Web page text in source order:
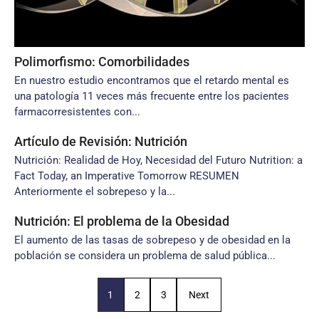
Polimorfismo: Comorbilidades
En nuestro estudio encontramos que el retardo mental es
una patología 11 veces más frecuente entre los pacientes
farmacorresistentes con...
Artículo de Revisión: Nutrición
Nutrición: Realidad de Hoy, Necesidad del Futuro Nutrition: a
Fact Today, an Imperative Tomorrow RESUMEN
Anteriormente el sobrepeso y la...
Nutrición: El problema de la Obesidad
El aumento de las tasas de sobrepeso y de obesidad en la
población se considera un problema de salud pública...
1 2 3 Next